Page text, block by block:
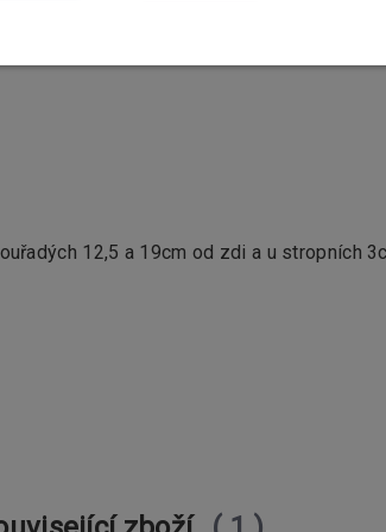
12,5 a 19cm od zdi a u stropních